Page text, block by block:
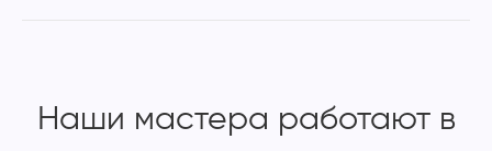
Наши мастера работают в